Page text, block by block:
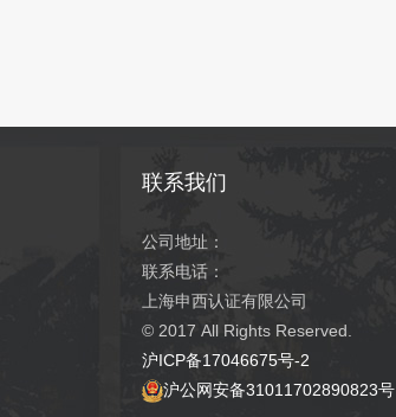
联系我们
公司地址：
联系电话：
上海申西认证有限公司
© 2017 All Rights Reserved.
沪ICP备17046675号-2
沪公网安备31011702890823号